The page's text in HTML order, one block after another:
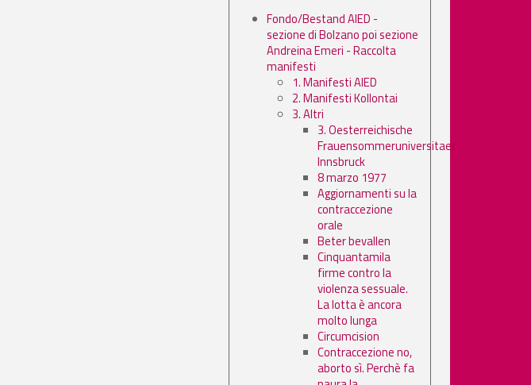
Fondo/Bestand AIED -
sezione di Bolzano poi sezione
Andreina Emeri - Raccolta
manifesti
1. Manifesti AIED
2. Manifesti Kollontai
3. Altri
3. Oesterreichische
Frauensommeruniversitaet
Innsbruck
8 marzo 1977
Aggiornamenti su la
contraccezione
orale
Beter bevallen
Cinquantamila
firme contro la
violenza sessuale.
La lotta è ancora
molto lunga
Circumcision
Contraccezione no,
aborto sì. Perchè fa